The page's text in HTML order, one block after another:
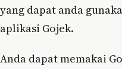
yang dapat anda
aplikasi Gojek.
Anda dapat memakai